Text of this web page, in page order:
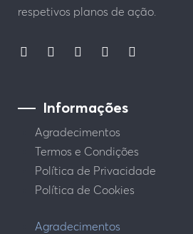
respetivos planos de ação.
Informações
Agradecimentos
Termos e Condições
Política de Privacidade
Política de Cookies
Agradecimentos